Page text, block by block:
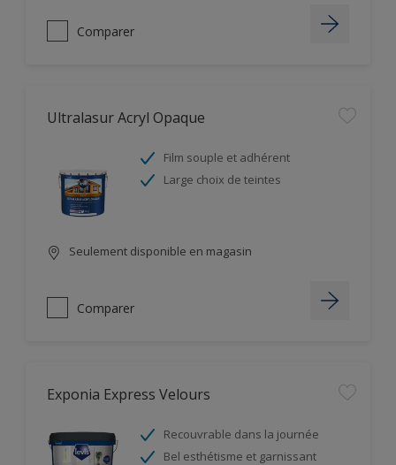
Comparer
Ultralasur Acryl Opaque
Film souple et adhérent
Large choix de teintes
Seulement disponible en magasin
Comparer
Exponia Express Velours
Recouvrable dans la journée
Bel esthétisme et garnissant